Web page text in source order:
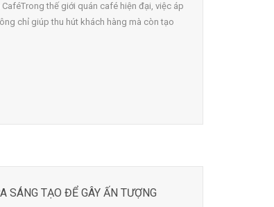
thế giới quán café hiện đại, việc áp
chỉ giúp thu hút khách hàng mà còn tạo
SÁNG TẠO ĐỂ GÂY ẤN TƯỢNG